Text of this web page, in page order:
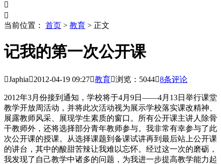


当前位置： 首页 > 教育 > 正文
记我的第一次公开课
Japhia2012-04-19 09:27教育浏览：50448条评论
2012年3月份接到通知，学校将于4月9日——4月13日举行课堂
教学开放周活动，并将此次活动视为展示学校落实课改精神、
展露教师风采、展现学生素质的窗口。所有公开课主讲人除骨
干教师外，还将选择部分青年教师参与。我非常有幸参与了此
次公开课的授课。从选择课题到备课试讲再到最后站上公开课
的讲台，其中的酸甜苦辣让我难以忘怀。经过这一次的磨砺，
我发现了自己教学中诸多的问题，为我进一步提高教学能力起